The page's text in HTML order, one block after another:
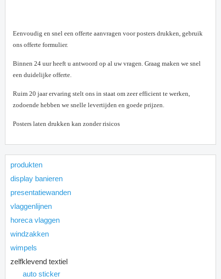
Eenvoudig en snel een offerte aanvragen voor posters drukken, gebruik
ons offerte formulier.
Binnen 24 uur heeft u antwoord op al uw vragen. Graag maken we snel
een duidelijke offerte.
Ruim 20 jaar ervaring stelt ons in staat om zeer efficient te werken,
zodoende hebben we snelle levertijden en goede prijzen.
Posters laten drukken kan zonder risicos
produkten
display banieren
presentatiewanden
vlaggenlijnen
horeca vlaggen
windzakken
wimpels
zelfklevend textiel
auto sticker